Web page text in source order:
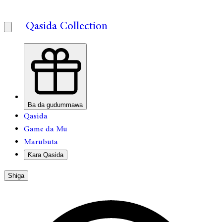
Qasida Collection
Ba da gudummawa
Qasida
Game da Mu
Marubuta
Ƙara Qasida
Shiga